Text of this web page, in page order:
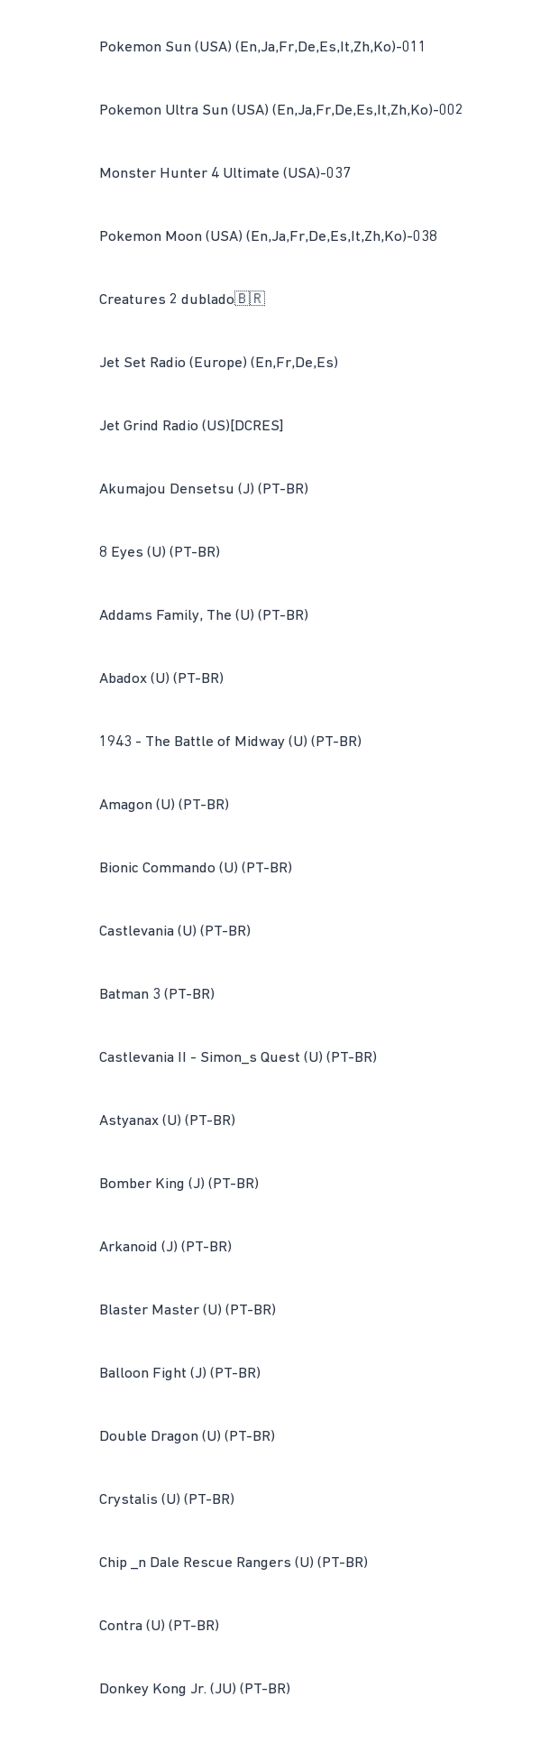
Pokemon Sun (USA) (En,Ja,Fr,De,Es,It,Zh,Ko)-011
Pokemon Ultra Sun (USA) (En,Ja,Fr,De,Es,It,Zh,Ko)-002
Monster Hunter 4 Ultimate (USA)-037
Pokemon Moon (USA) (En,Ja,Fr,De,Es,It,Zh,Ko)-038
Creatures 2 dublado🇧🇷
Jet Set Radio (Europe) (En,Fr,De,Es)
Jet Grind Radio (US)[DCRES]
Akumajou Densetsu (J) (PT-BR)
8 Eyes (U) (PT-BR)
Addams Family, The (U) (PT-BR)
Abadox (U) (PT-BR)
1943 - The Battle of Midway (U) (PT-BR)
Amagon (U) (PT-BR)
Bionic Commando (U) (PT-BR)
Castlevania (U) (PT-BR)
Batman 3 (PT-BR)
Castlevania II - Simon_s Quest (U) (PT-BR)
Astyanax (U) (PT-BR)
Bomber King (J) (PT-BR)
Arkanoid (J) (PT-BR)
Blaster Master (U) (PT-BR)
Balloon Fight (J) (PT-BR)
Double Dragon (U) (PT-BR)
Crystalis (U) (PT-BR)
Chip _n Dale Rescue Rangers (U) (PT-BR)
Contra (U) (PT-BR)
Donkey Kong Jr. (JU) (PT-BR)